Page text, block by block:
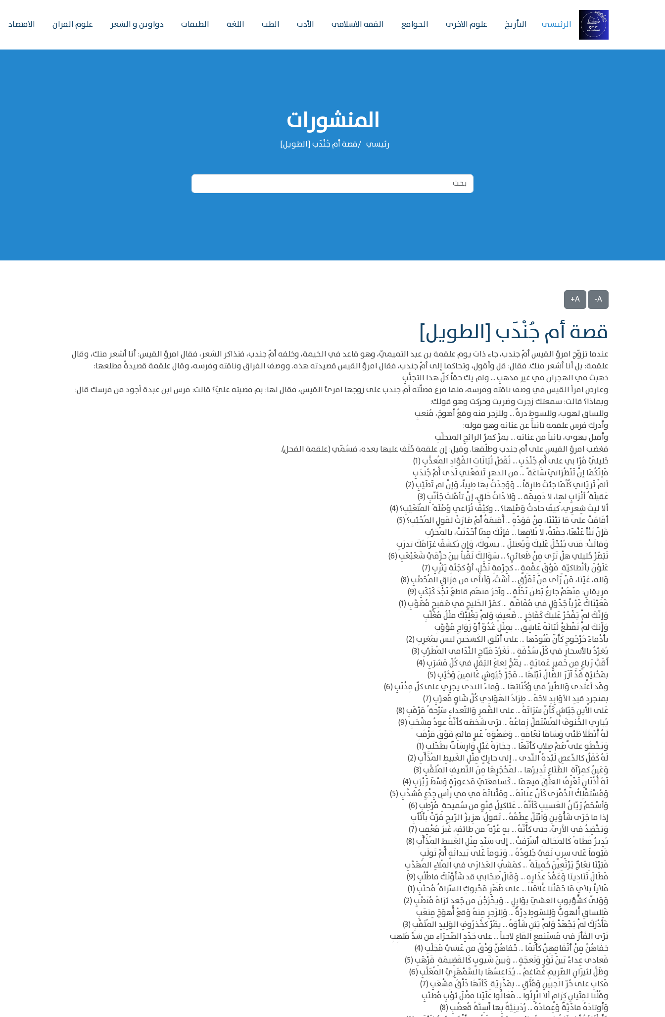
الرئیسی التأريخ علوم الاخرى الجوامع الفقه الاسلامي الأدب الطب اللغة الطبقات دواوين و الشعر علوم القران الاقتصاد
المنشورات
رئيسي قصة أم جُنْدَب [الطويل]
A-
A+
قصة أم جُنْدَب [الطويل]
عندما تزوّج امرؤ القيس أمّ جندب، جاء ذات يوم علقمة بن عبد التميميّ، وهو قاعد في الخيمة، وخلفه أمّ جندب، فتذاكر الشعر، فقال امرؤ القيس: أنا أشعر منك، وقال
علقمة: بل أنا أشعر منك. فقال: قل وأقول، وتحاكما إلى أمّ جندب، فقال امرؤ القيس قصيدته هذه. ووصف الفراق وناقته وفرسه، وقال علقمة قصيدةً مطلعها:
ذهبتَ في الهجران في غير مذهبِ ... ولم يك حقاً كلّ هذا التجنُّبِ
وعارض امرأ القيس في وصف ناقته وفرسه، فلما فرغ فضلّته أم جندب على زوجها امرئ القيس، فقال لها: بم فضبته عليّ؟ قالت: فرس ابن عبدة أجود من فرسك قال:
وبماذا؟ قالت: سمعتك زجرت وضربت وحركت وهو قولك:
وللساق لهوب، وللسوطِ درةٌ ... وللزجر منه وقعُ أهوجَ، مُنعبِ
وأدرك فرس علقمة ثانياً عن عنانه وهو قوله:
وأقبل يهوي، ثانياً من عنانه ... يمرُّ كمرِّ الرائحِ المتحلِّبِ
فغضب امرؤ القيس على أم جندب وطلّقها. وقيل: إن علقمة خَلَف عليها بعده، فسُمّي (علقمة الفحل).
خَليلَيَّ مُرّا بي على أُمِ جُنْدَبِ ... نُقَضِّ لُبَانَاتِ الفُؤادِ المُعذَّبِ (1)
فَإنّكُمَا إنْ تَنْظُرَانيَ سَاعَة ً ... من الدهرِ تَنفعْني لَدى أُمِّ جُندَبِ
ألمْ تَرَيَاني كُلَّمَا جئتُ طارِقاً ... وَوَجدْتُ بهَا طِيباً، وَإنْ لم تَطَيَّبِ (2)
عَقيلَة ُ أتْرَابٍ لهِا، لا دَمِيمَة ... وَلا ذَاتُ خَلقٍ، إنْ تأمّلتَ جَأنّبِ (3)
ألا ليتَ شِعرِي، كيفَ حادثُ وَصْلِها؟ ... وكيْفَ تُرَاعي وُصْلَة َ المُتَغَيِّبِ؟ (4)
أقَامَتْ على مَا بَيْنَنَا، مِنْ مَوَدّةٍ ... أُمَيمَةُ أَمْ صَارَتْ لقَولِ المُخَبِّبِ؟ (5)
فَإنْ تَنْأَ عَنْهَا، حِقْبَةً، لا تُلاقِها ... فإنّكَ مِمّا أحْدَثَتْ، بالمُجَرِّبِ
وَقالَتْ: مَتى يُبْخَلْ عَلَيكَ وَيُعتللْ ... يسوكَ، وَإن يُكشَفْ غرَامُكَ تدرَبِ
تَبَصّرْ خَليلي هلْ تَرَى مِنْ ظَعائنٍ؟ ... سَوَالِكَ نَقْباً بينَ حزْمَيْ شَعَبْعَبِ (6)
عَلَوْنَ بأنْطاكيّة ٍ فَوْقَ عِقْمِةٍ ... كجِرْمةِ نَخْلٍ، أوْ كجَنّةِ يَثْرِبِ (7)
وَلله، عَيْنَا، مَنْ رَأى مِنْ تَفَرُّقٍ ... أشَتّ، وَأنأى من فِرَاقِ المُحَصَّبِ (8)
فرِيقانِ: مِنْهُمْ جازعٌ بَطنَ نَخْلَةٍ ... وآخَرُ منهُم قاطعٌ نَجْدَ كَبْكَبِ (9)
فَعَيْنَاكَ غَرْباً جَدْوَلٍ في مُفَاضَة ٍ ... كمَرِّ الخَليجِ في صَفيحٍ مُصَوَّبِ (1)
وَإنّكَ لمْ يَفْخَرْ عَليكَ كَفَاخِرٍ ... ضَعيفٍ وَلمْ يَغْلِبْكَ مثْلُ مُغَلَّبِ
وَإّنكَ لمْ تَقْطَعْ لُبَانَةَ عَاشِقِ ... بمِثْلِ غُدُوّ أوْ رَوَاحٍ مُؤَوَّبِ
بأدْماءَ حُرْجُوجٍ كَأَنّ قُتُودَها ... على أبْلَقِ الكَشحَينِ ليسَ بمُغرِبِ (2)
يُغرّدُ بالأسحارِ في كُلّ سُدْفَةٍ ... تَغَرُّدَ مَيّاحِ النّدَامى المُطَرِّبِ (3)
أَقَبَّ رَباعٍ مِن حَميرِ عَمايَةٍ ... يَمُجُّ لِعاعَ البَقلِ في كُلِّ مَشرَبِ (4)
بمَحْنيّةٍ قَدْ آزَرَ الضّالُ نَبْتَهَا ... مَجَرَّ جُيُوشٍ غَانِمِينَ وَخُيّبِ (5)
وقَد أغتَدى وَالطّيرُ في وُكُنّاتِهَا ... وَماءُ الندى يجرِي على كلّ مِذْنَبِ (6)
بمنجردٍ قيدِ الأوَابِدِ لاحَهُ ... طِرَادُ الهَوَادِي كُلَّ شَاوٍ مُغرِّبِ (7)
عَلى الأينِ جَيّاشٍ كَأنّ سَرَاتَهُ ... على الضَّمرِ وَالتّعداءِ سَرْحة ُ مَرْقَبِ (8)
يُبارِي الخَنوفَ المُسْتَقلَّ زِماعُهُ ... ترَى شَخصَه كأنّهُ عودُ مِشْحَبِ (9)
لَهُ أيْطَلَا ظَبْيٍ وَسَاقَا نَعَامَةٍ ... وَصَهْوَة ُ عَيرٍ قائمٍ فَوْقَ مَرْقَبِ
وَيَخْطُو على صُمٍّ صِلابٍ كَأنّهَا ... حِجَارَةُ غَيْلٍ وَارِسَاتٌ بطُحْلَبِ (1)
لَهُ كَفَلٌ كالدِّعصِ لَبّدهُ النّدى ... إلى حارِكٍ مِثْلِ الغَبيطِ المُذَأّبِ (2)
وَعَينٌ كمِرْآة ِ الصَّنَاعِ تُدِيرُها ... لمَحْجَرِهَا مِنَ النّصيفِ المُنَقَّبِ (3)
لَهُ أُذُنَانِ تَعْرِفُ العِتْقَ فيهِمَا ... كَسامعَتيْ مَذعورَةٍ وَسْطَ رَبْرَبِ (4)
وَمُسْتَفْلِكُ الذِّفْرَى كَأنّ عِنَانَهُ ... ومَثْناتَهُ في في رأسِ جِذْعٍ مُشذَّبِ (5)
وَأسْحَمُ رَيّانُ العَسيبِ كَأنّهُ ... عَثاكيلُ قِنْوٍ من سُميحة ِ مُرْطِبِ (6)
إذا ما جَرَى شَأْوَينِ وَابْتَلّ عِطْفُهُ ... تَقولُ: هزِيزُ الرّيحِ مَرّتْ بأثْأبِ
وَيَخْضِدُ في الآرِيّ، حتى كأنّهُ ... بهِ عُرّة ٌ من طائفٍ، غَيرَ مُعْقِبِ (7)
يُدِيرُ قَطَاة ً كَالمَحَالَة ِ أشْرَفَتْ ... إلى سَنَدٍ مِثْلِ الغَبيطِ المُذَأّبِ (8)
فَيَوماً عَلى سِربٍ نَقِيِّ جُلودُهُ ... وَيَوماً عَلى بَيدانَةٍ أُمِّ تَولَبِ
فَبَيْنَا نِعَاجٌ يَرْتَعِينَ خَمِيلَة ً ... كمَشْيِ العَذارَى في المُلاءِ المُهَدَّبِ
فَطَالَ تَنَادِينَا وَعَقْدُ عِذَارِهِ ... وَقَالَ صِحَابي قد شَأَوْنَكَ فاطْلُبِ (9)
فَلأياً بلأيٍ مَا حَمَلْنَا غُلامَنا ... على ظَهْرِ مَحْبوكِ السّرَاة ُ مُحنَّبِ (1)
وَوَلّى كشُؤبوبِ الغشيّ بوَابِلٍ ... وَيخْرُجْنَ من جَعدٍ ثرَاهُ مُنَصَّبٍ (2)
فَلِلساقِ أُلهوبٌ وَلِلسَوطِ دِرَّةٌ ... وَلِلزَجرِ مِنهُ وَقعُ أَهوَجَ مِنعَبِ
فَأدْرَكَ لمْ يَجْهَدْ وَلمْ يَثنِ شَأوَهُ ... يَمُرّ كخُذرُوفِ الوَلِيدِ المُثَقَّبِ (3)
تَرَى الفَأرَ في مُستَنقعِ القَاعِ لاحِباً ... على جَدَدِ الصّحرَاءِ من شدِّ مُلهِبِ
خفَاهُنَّ مِنْ أنْفَاقِهِنّ كَأنّمَا ... خَفاهُنّ وَدْقُ من عَشيّ مُجَلِّبِ (4)
فَعادى عِداءً بَينَ ثَوْرٍ وَنَعجَةٍ ... وَبينَ شَبوبٍ كَالقَضِيمَة ِ قَرْهَبِ (5)
وظَلَّ لثيرَانِ الصّرِيمِ غَمَاغِمُ ... يُدَاعِسُهَا بالسَّمْهَرِيِّ المُعَلَّبِ (6)
فَكابٍ على حُرّ الجبينِ وَمُتّقِ ... بمَدْرِيَة ٍ كَأنّهَا ذَلْقُ مِشْعَبِ (7)
وقُلْنَا لفِتْيَانٍ كِرَامٍ ألا انْزِلُوا ... فَعَالُوا عَلَيْنَا فضْلَ ثوْبٍ مُطنَّبِ
وَأَوتادَهُ ماذَيَّةٌ وَعِمادُهُ ... رُدَينِيَّةٌ بِها أَسِنَّةُ قُعضُبِ (8)